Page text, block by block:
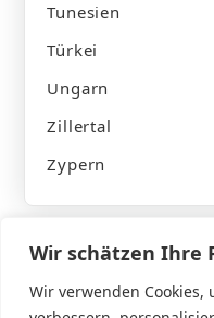
Wir schätzen Ihre
Wir verwenden
Tunesien
Türkei
Ungarn
Zillertal
Zypern